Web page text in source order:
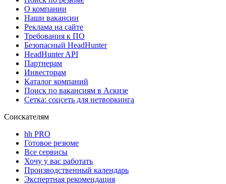
О компании
Наши вакансии
Реклама на сайте
Требования к ПО
Безопасный HeadHunter
HeadHunter API
Партнерам
Инвесторам
Каталог компаний
Поиск по вакансиям в Аскизе
Сетка: соцсеть для нетворкинга
Соискателям
hh PRO
Готовое резюме
Все сервисы
Хочу у вас работать
Производственный календарь
Экспертная рекомендация